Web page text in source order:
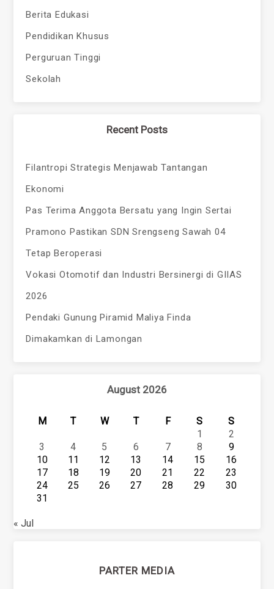
Berita Edukasi
Pendidikan Khusus
Perguruan Tinggi
Sekolah
Recent Posts
Filantropi Strategis Menjawab Tantangan
Ekonomi
Pas Terima Anggota Bersatu yang Ingin Sertai
Pramono Pastikan SDN Srengseng Sawah 04
Tetap Beroperasi
Vokasi Otomotif dan Industri Bersinergi di GIIAS
2026
Pendaki Gunung Piramid Maliya Finda
Dimakamkan di Lamongan
August 2026
M T W T F S
S
1
2
3
4 5 6 7 8
9
10
11 12 13 14 15
16
17
18 19 20 21 22
23
24
25 26 27 28 29
30
31
« Jul
PARTER MEDIA